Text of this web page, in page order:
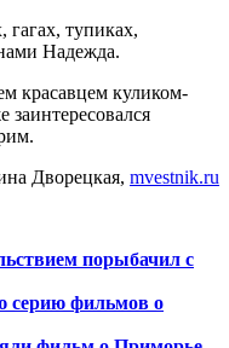
гагах, тупиках,
Надежда.
красавцем куликом-
заинтересовался
Дворецкая, mvestnik.ru
порыбачил с
серию фильмов о